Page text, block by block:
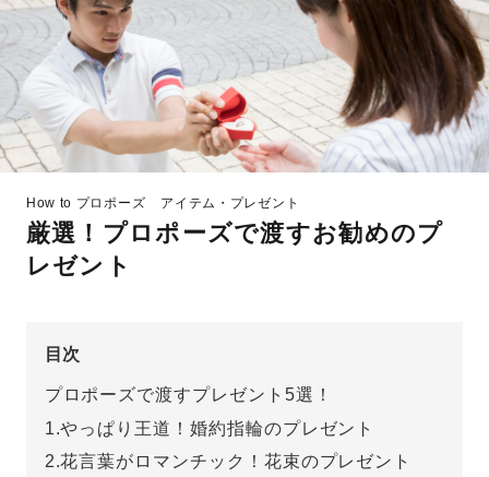
How to プロポーズ アイテム・プレゼント
厳選！プロポーズで渡すお勧めのプ
レゼント
目次
プロポーズで渡すプレゼント5選！
1.やっぱり王道！婚約指輪のプレゼント
2.花言葉がロマンチック！花束のプレゼント
プロポーズ知恵袋 アイプリモについて
プロポーズサポート
スペシャルプロポーズイベント
プロポーズアイテム
先輩の体験談
プロポーズ知恵袋
プロポーズ意識調査結果一覧
アイプリモについて